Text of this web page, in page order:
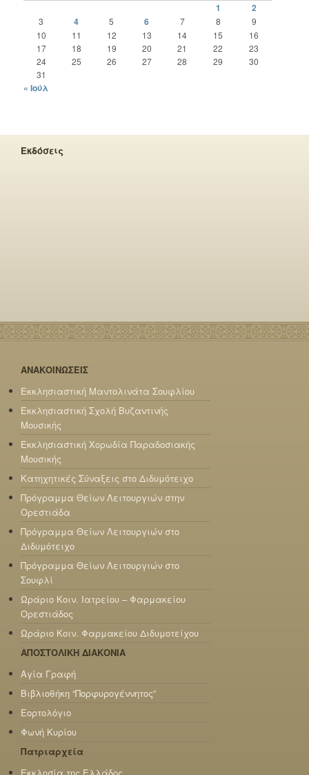
1
2
3 4 5 6 7 8
9
10
11 12 13 14 15
16
17
18 19 20 21 22
23
24
25 26 27 28 29
30
31
« Ιούλ
Εκδόσεις
ΑΝΑΚΟΙΝΩΣΕΙΣ
Εκκλησιαστική Μαντολινάτα Σουφλίου
Εκκλησιαστική Σχολή Βυζαντινής
Μουσικής
Εκκλησιαστική Χορωδία Παραδοσιακής
Μουσικής
Κατηχητικές Σύναξεις στο Διδυμότειχο
Πρόγραμμα Θείων Λειτουργιών στην
Ορεστιάδα
Πρόγραμμα Θείων Λειτουργιών στο
Διδυμότειχο
Πρόγραμμα Θείων Λειτουργιών στο
Σουφλί
Ωράριο Κοιν. Ιατρείου – Φαρμακείου
Ορεστιάδος
Ωράριο Κοιν. Φαρμακείου Διδυμοτείχου
ΑΠΟΣΤΟΛΙΚΗ ΔΙΑΚΟΝΙΑ
Αγία Γραφή
Βιβλιοθήκη “Πορφυρογέννητος”
Εορτολόγιο
Φωνή Κυρίου
Πατριαρχεία